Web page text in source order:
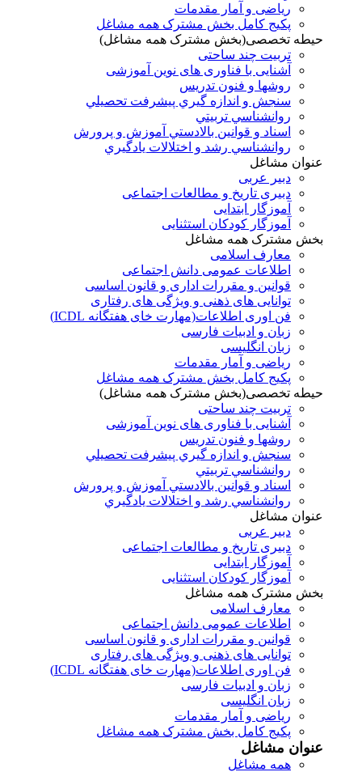
ریاضی و آمار مقدمات
پکیج کامل بخش مشترک همه مشاغل
حیطه تخصصی(بخش مشترک همه مشاغل)
تربیت چند ساحتی
آشنایی با فناوری های نوین آموزشی
روشها و فنون تدريس
سنجش و اندازه گيري پيشرفت تحصيلي
روانشناسي تربيتي
اسناد و قوانين بالادستي آموزش و پرورش
روانشناسي رشد و اختلالات يادگيري
عنوان مشاغل
دبير عربی
دبیری تاریخ و مطالعات اجتماعی
آموزگار ابتدایی
آموزگار کودکان استثنایی
بخش مشترک همه مشاغل
معارف اسلامی
اطلاعات عمومی دانش اجتماعی
قوانین و مقررات اداری و قانون اساسی
توانایی های ذهنی و ویژگی های رفتاری
فن اوری اطلاعات(مهارت خای هفتگانه ICDL)
زبان و ادبیات فارسی
زبان انگلیسی
ریاضی و آمار مقدمات
پکیج کامل بخش مشترک همه مشاغل
حیطه تخصصی(بخش مشترک همه مشاغل)
تربیت چند ساحتی
آشنایی با فناوری های نوین آموزشی
روشها و فنون تدريس
سنجش و اندازه گيري پيشرفت تحصيلي
روانشناسي تربيتي
اسناد و قوانين بالادستي آموزش و پرورش
روانشناسي رشد و اختلالات يادگيري
عنوان مشاغل
دبير عربی
دبیری تاریخ و مطالعات اجتماعی
آموزگار ابتدایی
آموزگار کودکان استثنایی
بخش مشترک همه مشاغل
معارف اسلامی
اطلاعات عمومی دانش اجتماعی
قوانین و مقررات اداری و قانون اساسی
توانایی های ذهنی و ویژگی های رفتاری
فن اوری اطلاعات(مهارت خای هفتگانه ICDL)
زبان و ادبیات فارسی
زبان انگلیسی
ریاضی و آمار مقدمات
پکیج کامل بخش مشترک همه مشاغل
عنوان مشاغل
همه مشاغل